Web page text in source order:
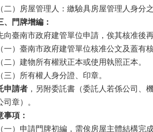
）房屋管理人：繳驗具房屋管理人身分之
、
門牌增編 ：
向臺南市政府建管單位申請，俟其核准後
）臺南市政府建管單位核准公文及蓋有
）建物所有權狀正本或使用執照正本。
）所有權人身分證、印章。
申請者 ，另附委託書（委託人若係公司、
司章）。
事項：
）申請門牌初編，需俟房屋主體結構完成